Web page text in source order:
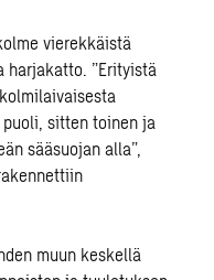
vierekkäistä
harjakatto. ”Erityistä
sitten toinen ja
sääsuojan alla”,
muun keskellä